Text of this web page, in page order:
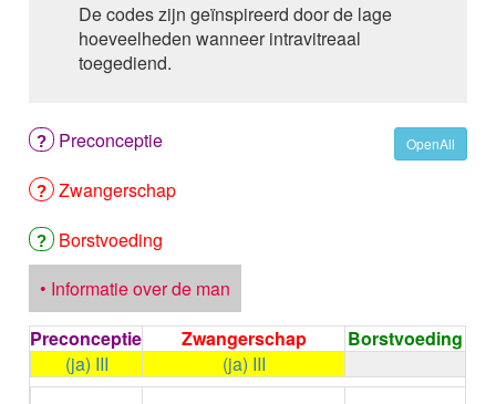
ALFA-1-PROTEINASEREMMER humaan
ALFENTANYL HCl
ALFUZOSINE
ALGINAAT Na / BICARBONAAT Na
ALGINAAT Na / Na BICARBONAAT / CALCIUM
CARBONAAT
ALGLUCOSIDASE alfa
ALIROCUMAB
ALITRETINOINE
ALIZAPRIDE
ALLOPURINOL
ALMOTRIPTAN
ALOGLIPTINE benzoaat
De codes zijn geïnspireerd door de lage
hoeveelheden wanneer intravitreaal
toegediend.
OpenAll
Preconceptie
Zwangerschap
Borstvoeding
• Informatie over de man
Preconceptie
Zwangerschap
Borstvoeding
(ja) III
(ja) III